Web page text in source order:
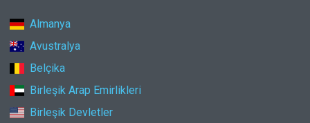
Almanya
Avustralya
Belçika
Birleşik Arap Emirlikleri
Birleşik Devletler